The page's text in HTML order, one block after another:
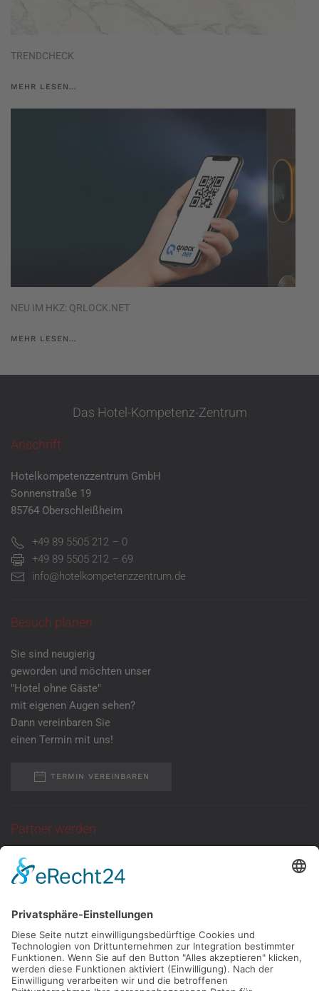
TRENDCHECK
MEHR LESEN…
NEU IM HKZ: QRLOCK.NET
MEHR LESEN…
Das Hotel-Kompetenz-Zentrum
Anschrift
Hotelkompetenzzentrum GmbH
Sonnenstraße 19
85764 Oberschleißheim
+49 89 5505 212 – 0
+49 89 5505 212 – 69
info@hotelkompetenzzentrum.de
Besuch planen
Sie sind neugierig
geworden und möchten unser
"Hotel ohne Gäste"
mit eigenen Augen sehen?
Dann vereinbaren Sie
einen Termin mit uns!
TERMIN VEREINBAREN
Partner werden
Sie suchen eine
ganzjährige Anlaufstelle
mit neutraler Atmosphäre?
Dann melden Sie
sich bei uns!
KONTAKT